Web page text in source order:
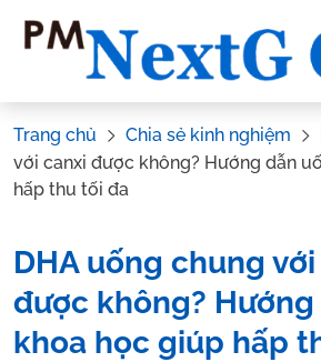
Trang chủ Chia sẻ kinh nghiệm
với canxi được không? Hướng dẫn
hấp thu tối đa
DHA uống chung
được không?
khoa học giúp hấp